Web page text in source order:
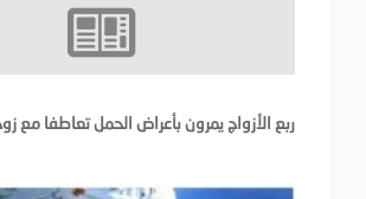
ربع الأزواج يمرون بأعراض الحمل تعاطفا مع